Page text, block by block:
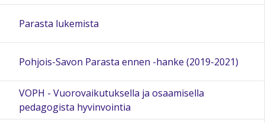
Parasta lukemista
Pohjois-Savon Parasta ennen -hanke (2019-2021)
VOPH - Vuorovaikutuksella ja osaamisella
pedagogista hyvinvointia